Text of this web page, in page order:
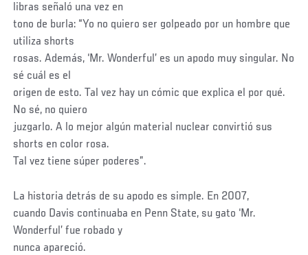
libras señaló una vez en
tono de burla: “Yo no quiero ser golpeado por un hombre que
utiliza shorts
rosas. Además, ‘Mr. Wonderful’ es un apodo muy singular. No
sé cuál es el
origen de esto. Tal vez hay un cómic que explica el por qué.
No sé, no quiero
juzgarlo. A lo mejor algún material nuclear convirtió sus
shorts en color rosa.
Tal vez tiene súper poderes”.
La historia detrás de su apodo es simple. En 2007,
cuando Davis continuaba en Penn State, su gato ‘Mr.
Wonderful’ fue robado y
nunca apareció.